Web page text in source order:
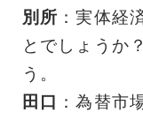
別所 ：実体経
とでしょうか
う。
田口
：為替市